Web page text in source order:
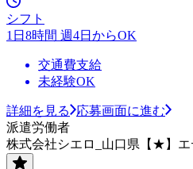
シフト
1日8時間 週4日からOK
交通費支給
未経験OK
詳細を見る
応募画面に進む
派遣労働者
株式会社シエロ_山口県【★】